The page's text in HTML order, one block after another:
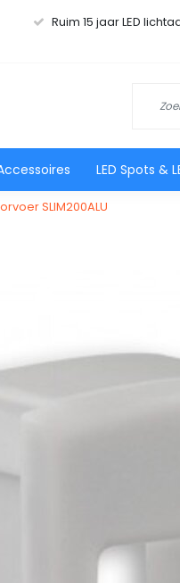
Ruim 15 jaar LED
LED Spots &
SLIM200ALU